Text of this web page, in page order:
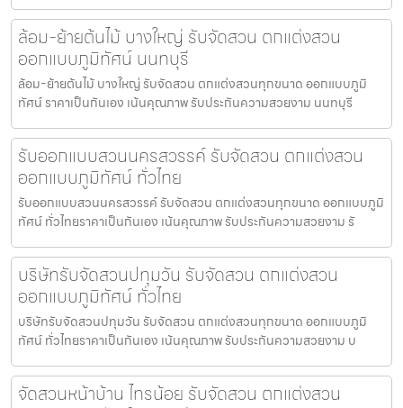
ล้อม-ย้ายต้นไม้ บางใหญ่ รับจัดสวน ตกแต่งสวน
ออกแบบภูมิทัศน์ นนทบุรี
ล้อม-ย้ายต้นไม้ บางใหญ่ รับจัดสวน ตกแต่งสวนทุกขนาด ออกแบบภูมิ
ทัศน์ ราคาเป็นกันเอง เน้นคุณภาพ รับประกันความสวยงาม นนทบุรี
รับออกแบบสวนนครสวรรค์ รับจัดสวน ตกแต่งสวน
ออกแบบภูมิทัศน์ ทั่วไทย
รับออกแบบสวนนครสวรรค์ รับจัดสวน ตกแต่งสวนทุกขนาด ออกแบบภูมิ
ทัศน์ ทั่วไทยราคาเป็นกันเอง เน้นคุณภาพ รับประกันความสวยงาม รั
บริษัทรับจัดสวนปทุมวัน รับจัดสวน ตกแต่งสวน
ออกแบบภูมิทัศน์ ทั่วไทย
บริษัทรับจัดสวนปทุมวัน รับจัดสวน ตกแต่งสวนทุกขนาด ออกแบบภูมิ
ทัศน์ ทั่วไทยราคาเป็นกันเอง เน้นคุณภาพ รับประกันความสวยงาม บ
จัดสวนหน้าบ้าน ไทรน้อย รับจัดสวน ตกแต่งสวน